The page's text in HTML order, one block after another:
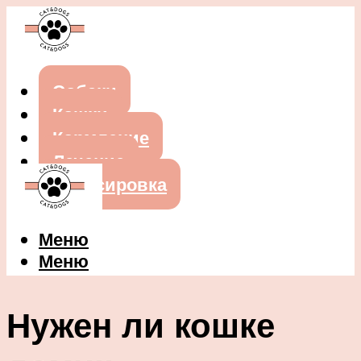
Собаки
Кошки
Кормление
Лечение
Дрессировка
Меню
Меню
Нужен ли кошке